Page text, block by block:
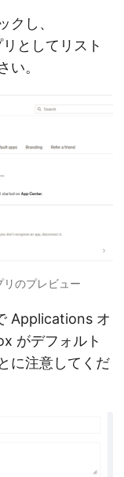
クし、
としてリスト
い。
のプレビュー
Applications オ
がデフォルト
に注意してくだ